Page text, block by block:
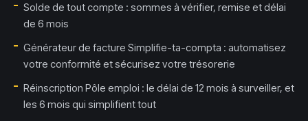
Solde de tout compte : sommes à vérifier, remise et délai
de 6 mois
Générateur de facture Simplifie-ta-compta : automatisez
votre conformité et sécurisez votre trésorerie
Réinscription Pôle emploi : le délai de 12 mois à surveiller, et
les 6 mois qui simplifient tout